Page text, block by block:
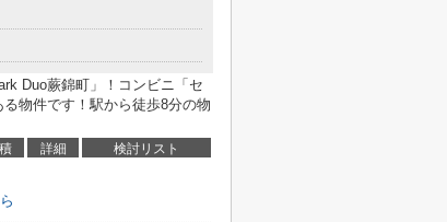
Duo蕨錦町」！コンビニ「セ
物件です！駅から徒歩8分の物
詳細 検討リスト